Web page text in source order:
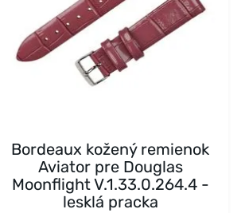
Bordeaux kožený remienok
Aviator pre Douglas
Moonflight V.1.33.0.264.4 -
lesklá pracka